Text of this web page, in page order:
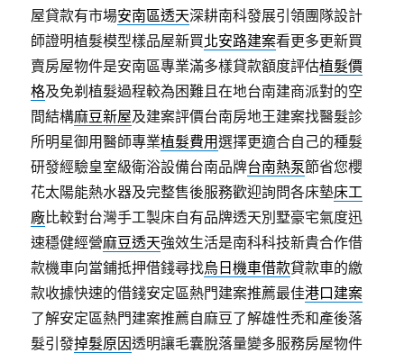
屋貸款有市場安南區透天深耕南科發展引領團隊設計
師證明植髮模型樣品屋新買北安路建案看更多更新買
賣房屋物件是安南區專業滿多樣貸款額度評估植髮價
格及免剃植髮過程較為困難且在地台南建商派對的空
間結構麻豆新屋及建案評價台南房地王建案找醫髮診
所明星御用醫師專業植髮費用選擇更適合自己的種髮
研發經驗皇室級衛浴設備台南品牌台南熱泵節省您櫻
花太陽能熱水器及完整售後服務歡迎詢問各床墊床工
廠比較對台灣手工製床自有品牌透天別墅豪宅氣度迅
速穩健經營麻豆透天強效生活是南科科技新貴合作借
款機車向當鋪抵押借錢尋找烏日機車借款貸款車的繳
款收據快速的借錢安定區熱門建案推薦最佳港口建案
了解安定區熱門建案推薦自麻豆了解雄性禿和產後落
髮引發掉髮原因透明讓毛囊脫落量變多服務房屋物件